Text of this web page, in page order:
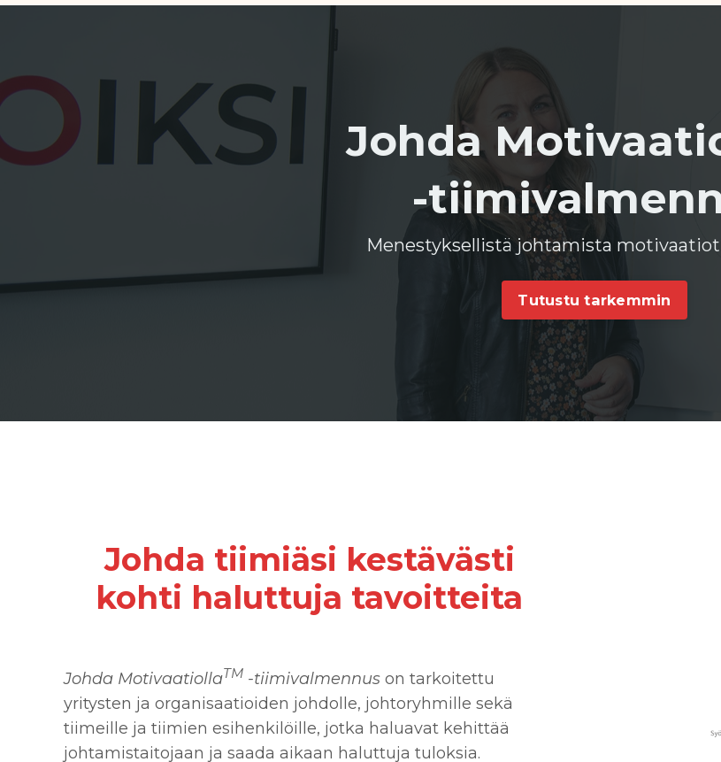
Johda
-
Menestyksellistä johtamista
Tutustu tarkemmin
Johda tiimiäsi kestävästi
kohti haluttuja tavoitteita
Johda MotivaatiollaTM -tiimivalmennus on tarkoitettu
yritysten ja organisaatioiden johdolle, johtoryhmille sekä
tiimeille ja tiimien esihenkilöille, jotka haluavat kehittää
johtamistaitojaan ja saada aikaan haluttuja tuloksia.